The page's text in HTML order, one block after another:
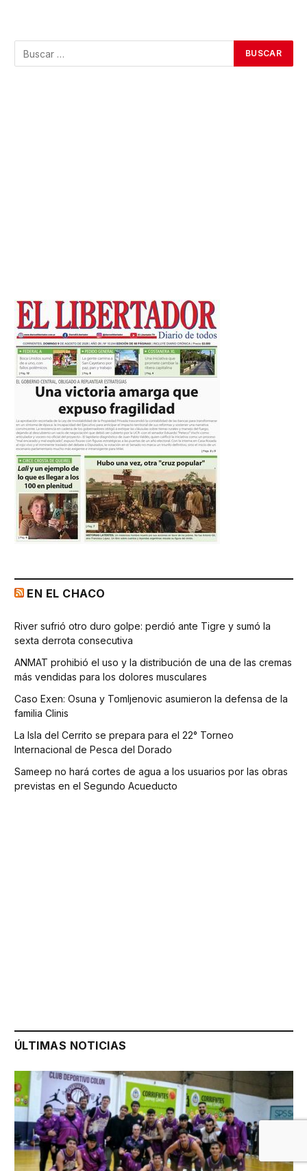
EN EL CHACO
River sufrió otro duro golpe: perdió ante Tigre y sumó la
sexta derrota consecutiva
ANMAT prohibió el uso y la distribución de una de las cremas
más vendidas para los dolores musculares
Caso Exen: Osuna y Tomljenovic asumieron la defensa de la
familia Clinis
La Isla del Cerrito se prepara para el 22° Torneo
Internacional de Pesca del Dorado
Sameep no hará cortes de agua a los usuarios por las obras
previstas en el Segundo Acueducto
ÚLTIMAS NOTICIAS